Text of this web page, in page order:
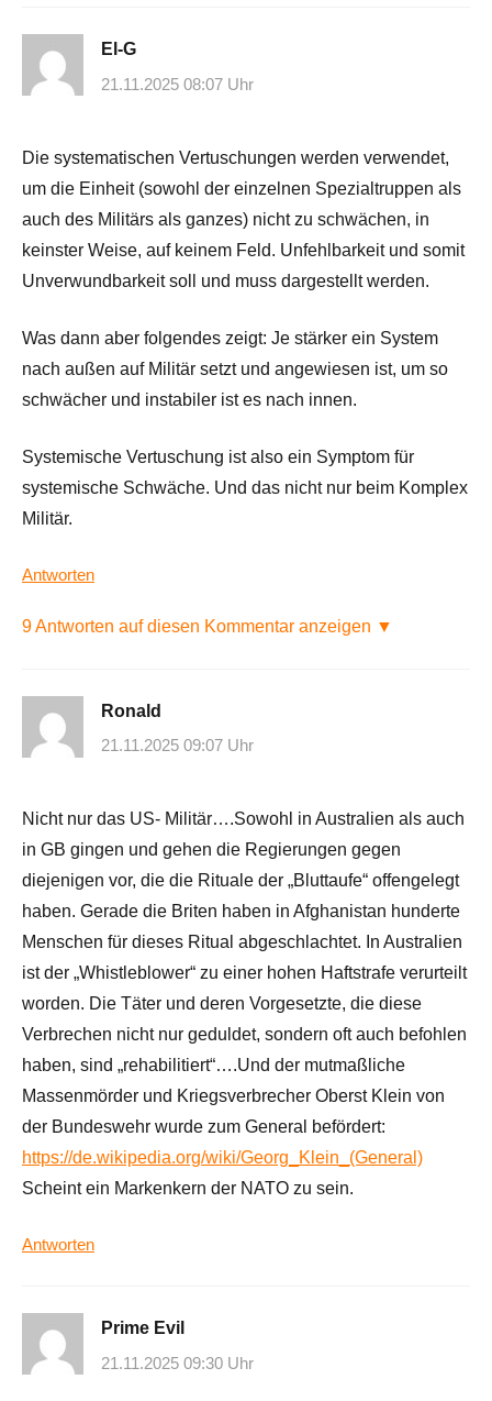
El-G
21.11.2025 08:07 Uhr
Die systematischen Vertuschungen werden verwendet,
um die Einheit (sowohl der einzelnen Spezialtruppen als
auch des Militärs als ganzes) nicht zu schwächen, in
keinster Weise, auf keinem Feld. Unfehlbarkeit und somit
Unverwundbarkeit soll und muss dargestellt werden.
Was dann aber folgendes zeigt: Je stärker ein System
nach außen auf Militär setzt und angewiesen ist, um so
schwächer und instabiler ist es nach innen.
Systemische Vertuschung ist also ein Symptom für
systemische Schwäche. Und das nicht nur beim Komplex
Militär.
Antworten
9 Antworten auf diesen Kommentar anzeigen ▼
Ronald
21.11.2025 09:07 Uhr
Nicht nur das US- Militär….Sowohl in Australien als auch
in GB gingen und gehen die Regierungen gegen
diejenigen vor, die die Rituale der „Bluttaufe“ offengelegt
haben. Gerade die Briten haben in Afghanistan hunderte
Menschen für dieses Ritual abgeschlachtet. In Australien
ist der „Whistleblower“ zu einer hohen Haftstrafe verurteilt
worden. Die Täter und deren Vorgesetzte, die diese
Verbrechen nicht nur geduldet, sondern oft auch befohlen
haben, sind „rehabilitiert“….Und der mutmaßliche
Massenmörder und Kriegsverbrecher Oberst Klein von
der Bundeswehr wurde zum General befördert:
https://de.wikipedia.org/wiki/Georg_Klein_(General)
Scheint ein Markenkern der NATO zu sein.
Antworten
Prime Evil
21.11.2025 09:30 Uhr